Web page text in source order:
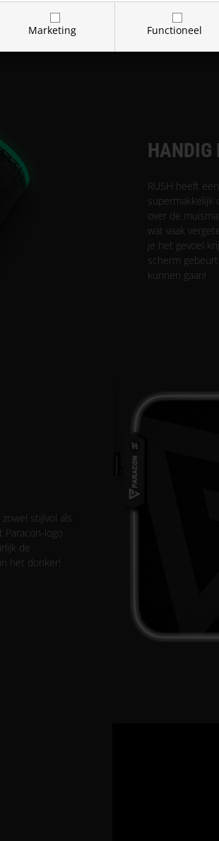
Marketing Functioneel
HANDIG
RUSH heeft
supermakkelijk
over de
wat vaak
je het gevoel
scherm
kunnen gaan!
stijlvol als
logo
de
het donker!